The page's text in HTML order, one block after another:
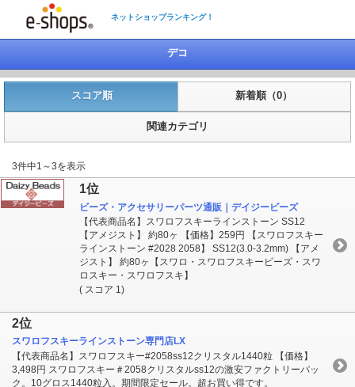
ネットショップランキング！
デコ
スコア順 新着順（0）
関連カテゴリ
3件中1～3を表示
1位
ビーズ・アクセサリーパーツ通販｜デイジービーズ
【代表商品名】スワロフスキーラインストーン SS12
【アメジスト】 約80ヶ 【価格】259円 【スワロフスキー
ラインストーン #2028 2058】 SS12(3.0-3.2mm) 【アメ
ジスト】 約80ヶ【スワロ・スワロフスキービーズ・スワ
ロスキー・スワロフスキ】
( スコア 1)
2位
スワロフスキーラインストーン専門店LX
【代表商品名】スワロフスキー#2058ss12クリスタル1440粒 【価格】
3,498円 スワロフスキー＃2058クリスタルss12の激安ファクトリーパッ
ク。10グロス1440粒入。期間限定セール。超お買い得です。